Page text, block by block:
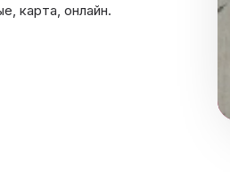
карта, онлайн.